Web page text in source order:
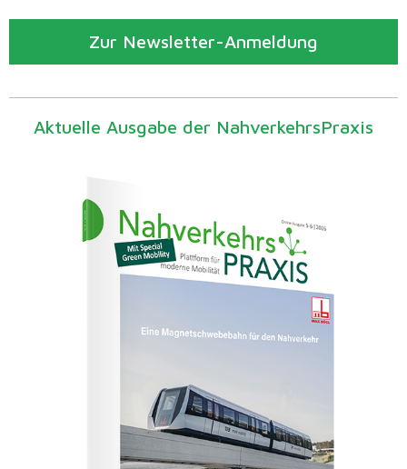
Zur Newsletter-Anmeldung
Aktuelle Ausgabe der NahverkehrsPraxis